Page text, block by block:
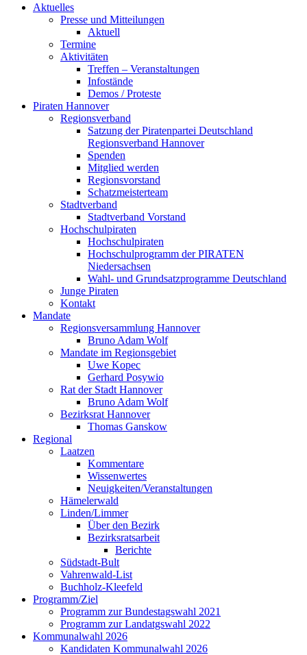
Aktuelles
Presse und Mitteilungen
Aktuell
Termine
Aktivitäten
Treffen – Veranstaltungen
Infostände
Demos / Proteste
Piraten Hannover
Regionsverband
Satzung der Piratenpartei Deutschland
Regionsverband Hannover
Spenden
Mitglied werden
Regionsvorstand
Schatzmeisterteam
Stadtverband
Stadtverband Vorstand
Hochschulpiraten
Hochschulpiraten
Hochschulprogramm der PIRATEN
Niedersachsen
Wahl- und Grundsatzprogramme Deutschland
Junge Piraten
Kontakt
Mandate
Regionsversammlung Hannover
Bruno Adam Wolf
Mandate im Regionsgebiet
Uwe Kopec
Gerhard Posywio
Rat der Stadt Hannover
Bruno Adam Wolf
Bezirksrat Hannover
Thomas Ganskow
Regional
Laatzen
Kommentare
Wissenwertes
Neuigkeiten/Veranstaltungen
Hämelerwald
Linden/Limmer
Über den Bezirk
Bezirksratsarbeit
Berichte
Südstadt-Bult
Vahrenwald-List
Buchholz-Kleefeld
Programm/Ziel
Programm zur Bundestagswahl 2021
Programm zur Landatgswahl 2022
Kommunalwahl 2026
Kandidaten Kommunalwahl 2026